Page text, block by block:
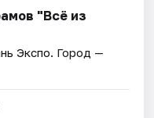
"Всё из
Экспо. Город —